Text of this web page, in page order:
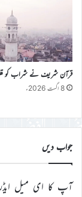
قرآن شریف نے شراب کو
8 اگست 2026ء
جواب دیں
آپ کا ای میل